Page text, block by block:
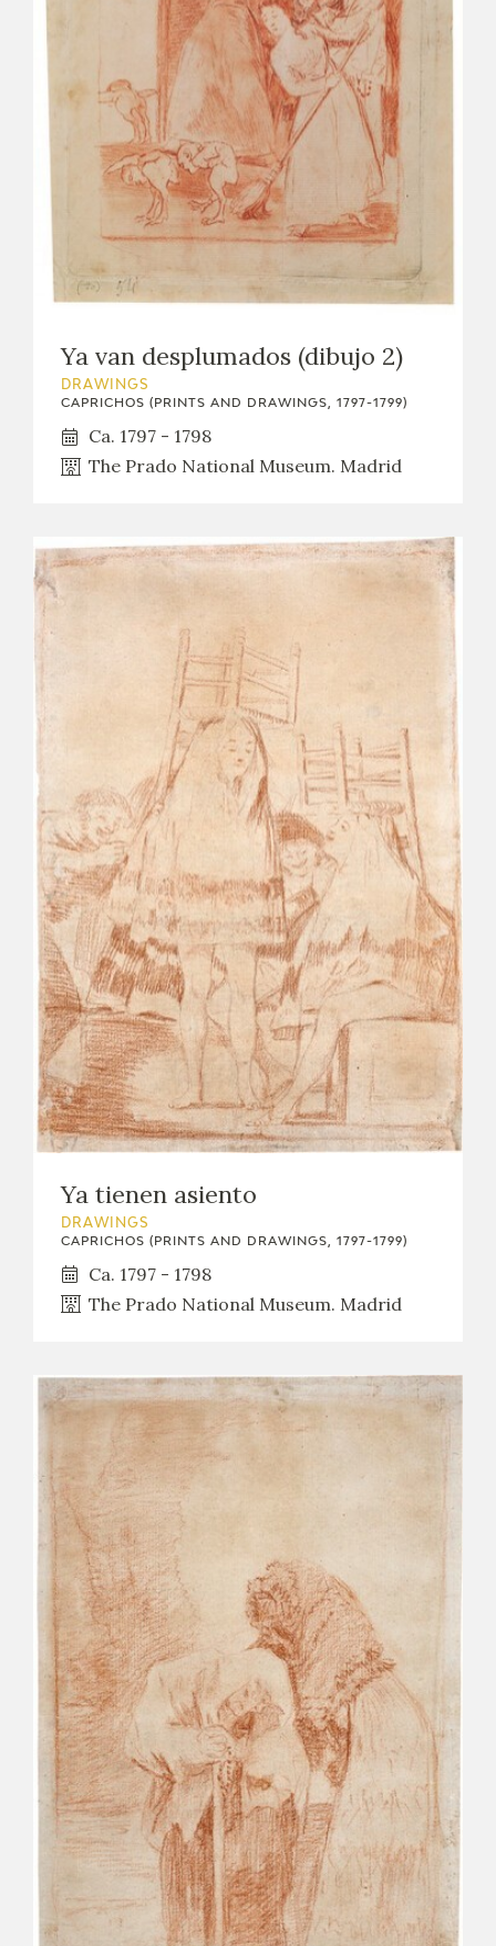
Ya van desplumados (dibujo 2)
DRAWINGS
CAPRICHOS (PRINTS AND DRAWINGS, 1797-1799)
Ca. 1797 - 1798
The Prado National Museum. Madrid
Ya tienen asiento
DRAWINGS
CAPRICHOS (PRINTS AND DRAWINGS, 1797-1799)
Ca. 1797 - 1798
The Prado National Museum. Madrid